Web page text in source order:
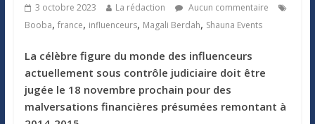
3 octobre 2023 La rédaction
Aucun commentaire
Booba, france, influenceurs, Magali Berdah, Shauna Events
La célèbre figure du monde des influenceurs
actuellement sous contrôle judiciaire doit être
jugée le 18 novembre prochain pour des
malversations financières présumées remontant à